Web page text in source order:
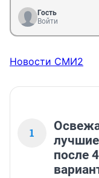
Гость
Войти
Новости СМИ2
1
после